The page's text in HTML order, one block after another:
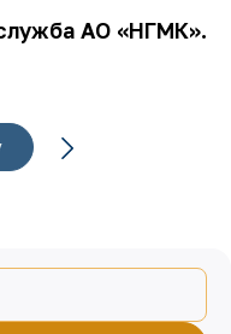
АО «НГМК».